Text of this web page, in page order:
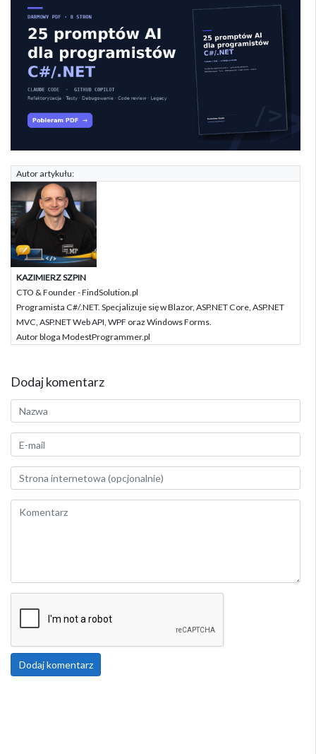
Autor artykułu:
KAZIMIERZ SZPIN
CTO & Founder - FindSolution.pl
Programista C#/.NET. Specjalizuje się w Blazor, ASP.NET Core, ASP.NET
MVC, ASP.NET Web API, WPF oraz Windows Forms.
Autor bloga ModestProgrammer.pl
Dodaj komentarz
Dodaj komentarz